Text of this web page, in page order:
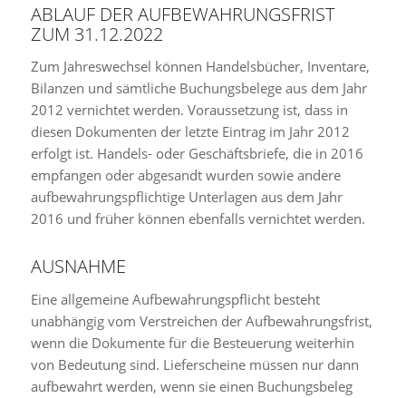
ABLAUF DER AUFBEWAHRUNGSFRIST
ZUM 31.12.2022
Zum Jahreswechsel können Handelsbücher, Inventare,
Bilanzen und sämtliche Buchungsbelege aus dem Jahr
2012 vernichtet werden. Voraussetzung ist, dass in
diesen Dokumenten der letzte Eintrag im Jahr 2012
erfolgt ist. Handels- oder Geschäftsbriefe, die in 2016
empfangen oder abgesandt wurden sowie andere
aufbewahrungspflichtige Unterlagen aus dem Jahr
2016 und früher können ebenfalls vernichtet werden.
AUSNAHME
Eine allgemeine Aufbewahrungspflicht besteht
unabhängig vom Verstreichen der Aufbewahrungsfrist,
wenn die Dokumente für die Besteuerung weiterhin
von Bedeutung sind. Lieferscheine müssen nur dann
aufbewahrt werden, wenn sie einen Buchungsbeleg